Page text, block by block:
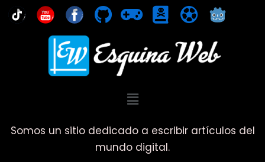
contenido
You
Menú
Somos un sitio dedicado a escribir artículos del
mundo digital.